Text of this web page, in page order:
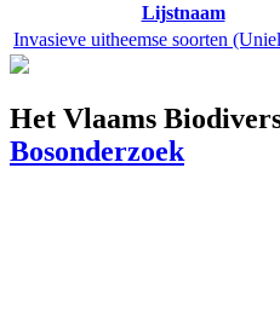
Lijstnaam
Invasieve uitheemse soorten
Het Vlaams
Bosonderzoek